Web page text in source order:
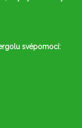
svépomocí: